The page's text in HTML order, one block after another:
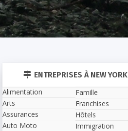
ENTREPRISES À NEW YORK
Alimentation
Arts
Assurances
Auto Moto
Famille
Franchises
Hôtels
Immigration